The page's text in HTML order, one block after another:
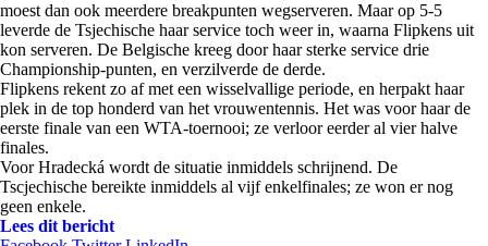
moest dan ook meerdere breakpunten wegserveren. Maar op 5-5
leverde de Tsjechische haar service toch weer in, waarna Flipkens uit
kon serveren. De Belgische kreeg door haar sterke service drie
Championship-punten, en verzilverde de derde.
Flipkens rekent zo af met een wisselvallige periode, en herpakt haar
plek in de top honderd van het vrouwentennis. Het was voor haar de
eerste finale van een WTA-toernooi; ze verloor eerder al vier halve
finales.
Voor Hradecká wordt de situatie inmiddels schrijnend. De
Tscjechische bereikte inmiddels al vijf enkelfinales; ze won er nog
geen enkele.
Lees dit bericht